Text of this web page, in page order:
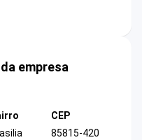
empresa
CEP
85815-420